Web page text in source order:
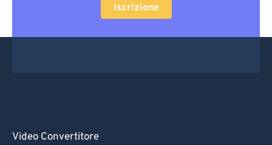
Iscrizione
Video Convertitore